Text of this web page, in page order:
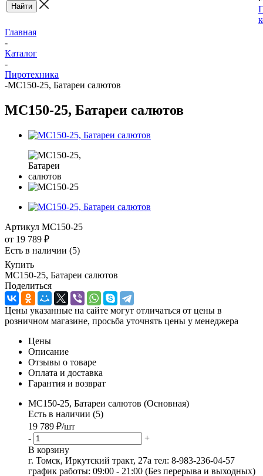
Главная
-
Каталог
-
Пиротехника
-MC150-25, Батареи салютов
MC150-25, Батареи салютов
Артикул MC150-25
от 19 789 ₽
Есть в наличии (5)
Купить
MC150-25, Батареи салютов
Поделиться
Цены указанные на сайте могут отличаться от цены в
розничном магазине, просьба уточнять цены у менеджера
Цены
Описание
Отзывы о товаре
Оплата и доставка
Гарантия и возврат
MC150-25, Батареи салютов (Основная)
Есть в наличии (5)
19 789 ₽/шт
-
+
В корзину
г. Томск, Иркутский тракт, 27а тел: 8-983-236-04-57
график работы: 09:00 - 21:00 (Без перерыва и выходных)